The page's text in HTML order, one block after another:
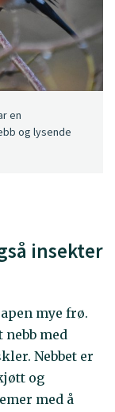
en
og lysende
insekter
mye frø.
med
Nebbet er
og
med å